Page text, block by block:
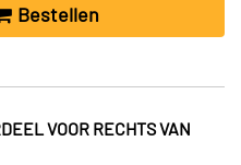
Bestellen
VOOR RECHTS VAN